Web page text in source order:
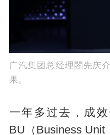
广汽集团总经理閤先庆
果。
一年多过去，成
BU（Business Unit